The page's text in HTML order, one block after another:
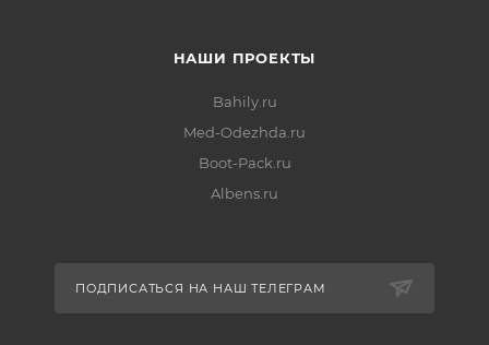
НАШИ ПРОЕКТЫ
Bahily.ru
Med-Odezhda.ru
Boot-Pack.ru
Albens.ru
ПОДПИСАТЬСЯ НА НАШ ТЕЛЕГРАМ